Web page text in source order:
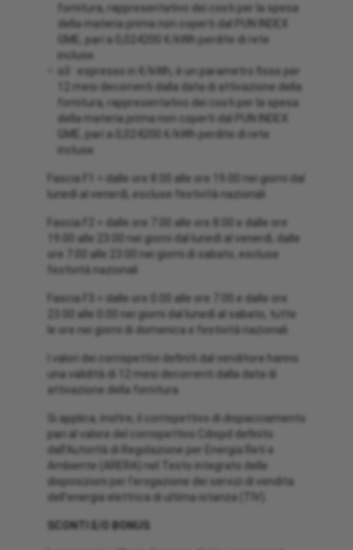
fornitura, rappresentativo dei costi per la spesa
della materia prima non coperti dal PUN INDEX
GME, pari a 0,024200 €/kWh perdite di rete
incluse.
α3 : espresso in €/kWh, è un parametro fisso per
12 mesi decorrenti dalla data di attivazione della
fornitura, rappresentativo dei costi per la spesa
della materia prima non coperti dal PUN INDEX
GME, pari a 0,024200 €/kWh perdite di rete
incluse.
Fascia F1 = dalle ore 8.00 alle ore 19.00 nei giorni dal
lunedì al venerdì, escluse festività nazionali
Fascia F2 = dalle ore 7.00 alle ore 8.00 e dalle ore
19.00 alle 23.00 nei giorni dal lunedì al venerdì, dalle
ore 7.00 alle 23.00 nei giorni di sabato, escluse
festività nazionali
Fascia F3 = dalle ore 0.00 alle ore 7.00 e dalle ore
23.00 alle 0.00 nei giorni dal lunedì al sabato, tutte
le ore nei giorni di domenica e festività nazionali
I valori dei corrispettivi definiti dal venditore hanno
una validità di 12 mesi decorrenti dalla data di
attivazione della fornitura.
Si applica, inoltre, il corrispettivo di dispacciamento
pari al valore del corrispettivo Cdispd definito
dall’Autorità di Regolazione per Energia Reti e
Ambiente (ARERA) nel Testo integrato delle
disposizioni per l’erogazione dei servizi di vendita
dell’energia elettrica di ultima istanza (TIV).
SCONTI E/O BONUS